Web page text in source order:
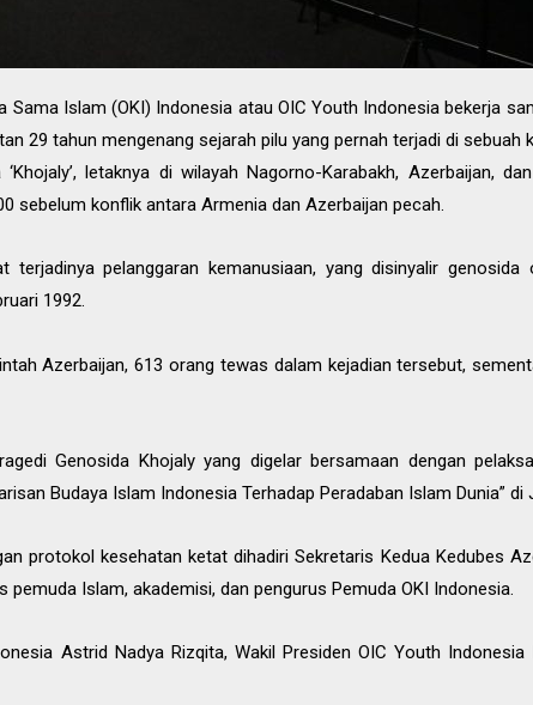
Sama Islam (OKI) Indonesia atau OIC Youth Indonesia bekerja
29 tahun mengenang sejarah pilu yang pernah terjadi di sebuah
letaknya di wilayah Nagorno-Karabakh, Azerbaijan,
sebelum konflik antara Armenia dan Azerbaijan pecah.
terjadinya pelanggaran kemanusiaan, yang disinyalir
1992.
Azerbaijan, 613 orang tewas dalam kejadian tersebut,
Genosida Khojaly yang digelar bersamaan dengan
Budaya Islam Indonesia Terhadap Peradaban Islam Dunia”
protokol kesehatan ketat dihadiri Sekretaris Kedua Kedubes
Islam, akademisi, dan pengurus Pemuda OKI Indonesia.
Astrid Nadya Rizqita, Wakil Presiden OIC Youth